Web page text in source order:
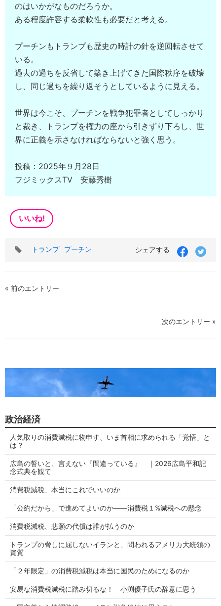
のはいかがなものだろうか。
ある程度許容する柔軟性も必要だと考える。
プーチンもトランプも歴史の時計の針を逆回転させて
いる。
過去の過ちを反省して築き上げてきた国際秩序を破壊
し、同じ過ちを繰り返そうとしているように見える。
世界は今こそ、プーチンを戦争犯罪者としてしっかり
と裁き、トランプを権力の座から引きずり下ろし、世
界に正義を示さなければならないと強く思う。
投稿：2025年９月28日
フジミックスTV 安藤秀樹
いいね!
タ
トランプ プーチン シェアする
« 前のエントリー
次のエントリー »
政治経済
人気取りの消費減税に物申す、いま首相に求められる「覚悟」と
は？
広島の誓いと、言えない『間違っている』 ｜2026広島平和記
念式典を観て
消費税減税、本当にこれでいいのか
「公約だから」で進めてよいのか——消費税１%減税への懸念
消費税減税、悲願の代償は誰が払うのか
トランプの脅しに屈しないイランと、問われるアメリカ大統領の
資質
「２年限定」の消費税減税は本当に国民のためになるのか
安易な消費税減税に踏み切るな！ 小渕優子氏の辞意に思う